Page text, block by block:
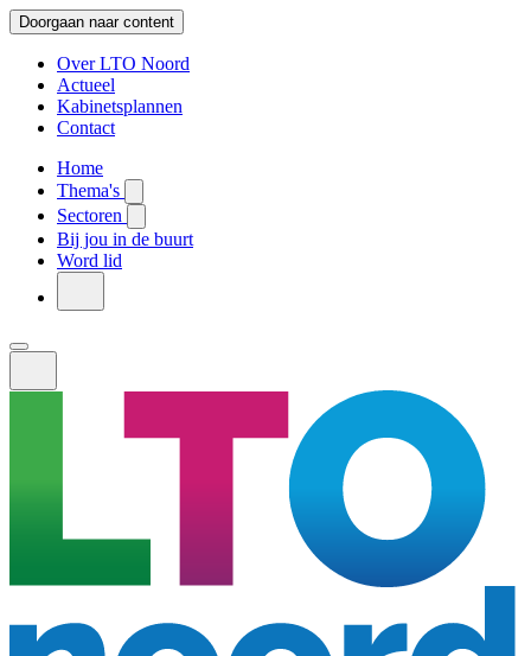
Doorgaan naar content
Over LTO Noord
Actueel
Kabinetsplannen
Contact
Home
Thema's
Sectoren
Bij jou in de buurt
Word lid